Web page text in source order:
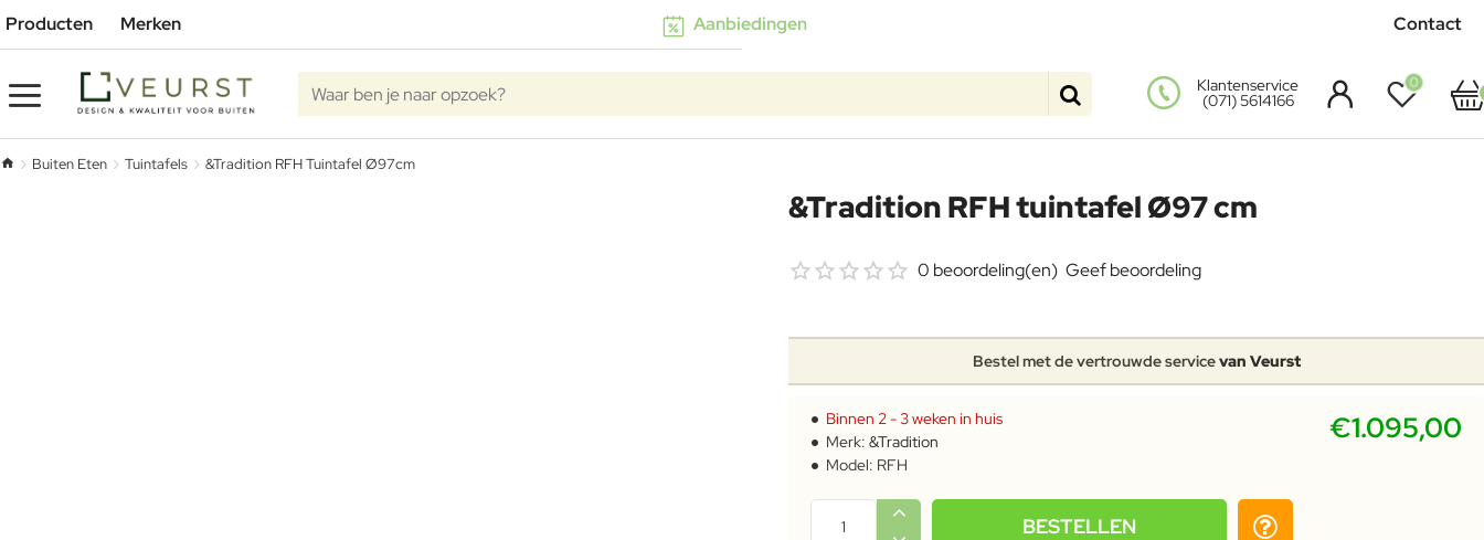
Producten Merken Aanbiedingen Contact
Waar ben je naar opzoek?
Klantenservice
(071) 5614166
0
Buiten Eten Tuintafels &Tradition RFH Tuintafel Ø97cm
&Tradition RFH tuintafel Ø97 cm
Bestel met de vertrouwde servicevan Veurst
0 beoordeling(en) Geef beoordeling
€1.095,00
Binnen 2 - 3 weken in huis
Merk: &Tradition
Model: RFH
BESTELLEN